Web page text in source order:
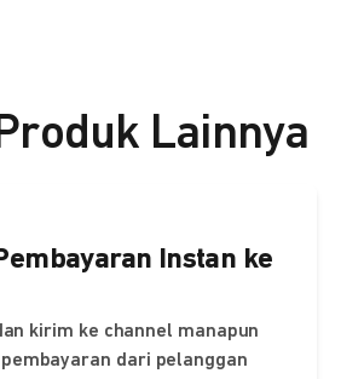
Lainnya
Instan ke
kirim ke channel manapun
dari pelanggan